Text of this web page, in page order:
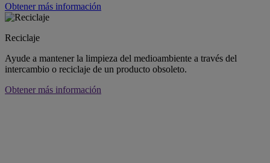
Obtener más información
Reciclaje
Ayude a mantener la limpieza del medioambiente a través del
intercambio o reciclaje de un producto obsoleto.
Obtener más información